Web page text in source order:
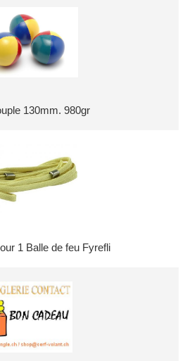
130mm. 980gr
1 Balle de feu Fyrefli